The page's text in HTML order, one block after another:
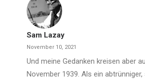
Sam Lazay
November 10, 2021
Und meine Gedanken kreisen aber
November 1939. Als ein